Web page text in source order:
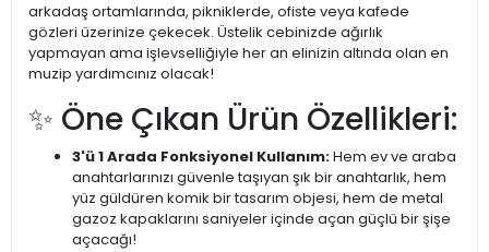
arkadaş ortamlarında, pikniklerde, ofiste veya kafede
gözleri üzerinize çekecek. Üstelik cebinizde ağırlık
yapmayan ama işlevselliğiyle her an elinizin altında olan en
muzip yardımcınız olacak!
✨ Öne Çıkan Ürün Özellikleri:
3'ü 1 Arada Fonksiyonel Kullanım:Hem ev ve araba
anahtarlarınızı güvenle taşıyan şık bir anahtarlık, hem
yüz güldüren komik bir tasarım objesi, hem de metal
gazoz kapaklarını saniyeler içinde açan güçlü bir şişe
açacağı!